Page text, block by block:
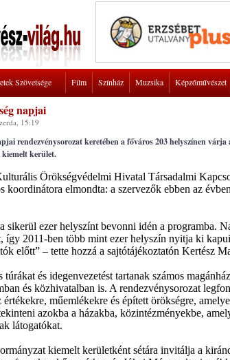
Szövetsége Film Színház Muzsika Képzőművészet
napjai
15:19
rendezvénysorozat keretében a főváros 203 helyszínen
kerület.
Örökségvédelmi Hivatal Társadalmi
koordinátora elmondta: a szervezők ebben az
sikerül ezer helyszínt bevonni idén a programba.
így 2011-ben több mint ezer helyszín nyitja ki
előtt” – tette hozzá a sajtótájékoztatón Kertész
túrákat és idegenvezetést tartanak számos
és közhivatalban is. A rendezvénysorozat
műemlékekre és épített örökségre,
azokba a házakba, közintézményekbe,
látogatókat.
kiemelt kerületként sétára invitálja a